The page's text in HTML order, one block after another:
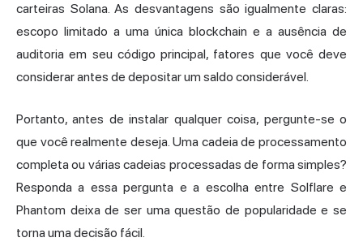
carteiras Solana. As desvantagens são igualmente claras:
escopo limitado a uma única blockchain e a ausência de
auditoria em seu código principal, fatores que você deve
considerar antes de depositar um saldo considerável.
Portanto, antes de instalar qualquer coisa, pergunte-se o
que você realmente deseja. Uma cadeia de processamento
completa ou várias cadeias processadas de forma simples?
Responda a essa pergunta e a escolha entre Solflare e
Phantom deixa de ser uma questão de popularidade e se
torna uma decisão fácil.